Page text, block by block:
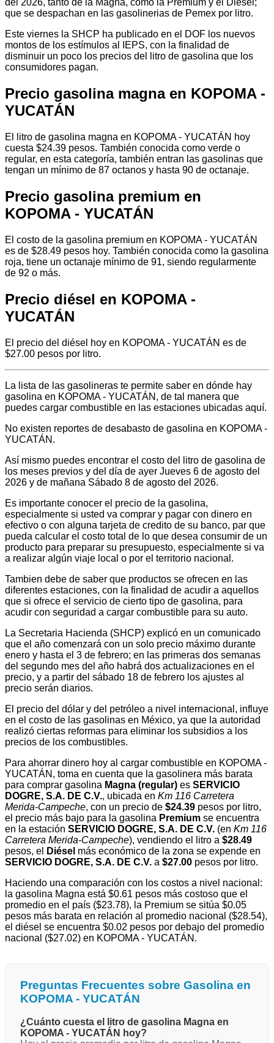
del 2026, tanto de la Magna, como la Premium y el Diesel;
que se despachan en las gasolinerias de Pemex por litro.
Este viernes la SHCP ha publicado en el DOF los nuevos
montos de los estímulos al IEPS, con la finalidad de
disminuir un poco los precios del litro de gasolina que los
consumidores pagan.
Precio gasolina magna en KOPOMA -
YUCATÁN
El litro de gasolina magna en KOPOMA - YUCATÁN hoy
cuesta $24.39 pesos. También conocida como verde o
regular, en esta categoría, también entran las gasolinas que
tengan un mínimo de 87 octanos y hasta 90 de octanaje.
Precio gasolina premium en
KOPOMA - YUCATÁN
El costo de la gasolina premium en KOPOMA - YUCATÁN
es de $28.49 pesos hoy. También conocida como la gasolina
roja, tiene un octanaje mínimo de 91, siendo regularmente
de 92 o más.
Precio diésel en KOPOMA -
YUCATÁN
El precio del diésel hoy en KOPOMA - YUCATÁN es de
$27.00 pesos por litro.
La lista de las gasolineras te permite saber en dónde hay
gasolina en KOPOMA - YUCATÁN, de tal manera que
puedes cargar combustible en las estaciones ubicadas aquí.
No existen reportes de desabasto de gasolina en KOPOMA -
YUCATÁN.
Así mismo puedes encontrar el costo del litro de gasolina de
los meses previos y del día de ayer Jueves 6 de agosto del
2026 y de mañana Sábado 8 de agosto del 2026.
Es importante conocer el precio de la gasolina,
especialmente si usted va comprar y pagar con dinero en
efectivo o con alguna tarjeta de credito de su banco, par que
pueda calcular el costo total de lo que desea consumir de un
producto para preparar su presupuesto, especialmente si va
a realizar algún viaje local o por el territorio nacional.
Tambien debe de saber que productos se ofrecen en las
diferentes estaciones, con la finalidad de acudir a aquellos
que si ofrece el servicio de cierto tipo de gasolina, para
acudir con seguridad a cargar combustible para su auto.
La Secretaria Hacienda (SHCP) explicó en un comunicado
que el año comenzará con un solo precio máximo durante
enero y hasta el 3 de febrero; en las primeras dos semanas
del segundo mes del año habrá dos actualizaciones en el
precio, y a partir del sábado 18 de febrero los ajustes al
precio serán diarios.
El precio del dólar y del petróleo a nivel internacional, influye
en el costo de las gasolinas en México, ya que la autoridad
realizó ciertas reformas para eliminar los subsidios a los
precios de los combustibles.
Para ahorrar dinero hoy al cargar combustible en KOPOMA -
YUCATÁN, toma en cuenta que la gasolinera más barata
para comprar gasolina Magna (regular) es SERVICIO
DOGRE, S.A. DE C.V., ubicada en Km 116 Carretera
Merida-Campeche, con un precio de $24.39 pesos por litro,
el precio más bajo para la gasolina Premium se encuentra
en la estación SERVICIO DOGRE, S.A. DE C.V. (en Km 116
Carretera Merida-Campeche), vendiendo el litro a $28.49
pesos, el
Diésel más económico de la zona se expende en
SERVICIO DOGRE, S.A. DE C.V. a $27.00 pesos por litro.
Haciendo una comparación con los costos a nivel nacional:
la gasolina Magna está $0.61 pesos más costoso que el
promedio en el país ($23.78), la Premium se sitúa $0.05
pesos más barata en relación al promedio nacional ($28.54),
el diésel se encuentra $0.02 pesos por debajo del promedio
nacional ($27.02) en KOPOMA - YUCATÁN.
Preguntas Frecuentes sobre Gasolina en
KOPOMA - YUCATÁN
¿Cuánto cuesta el litro de gasolina Magna en
KOPOMA - YUCATÁN hoy?